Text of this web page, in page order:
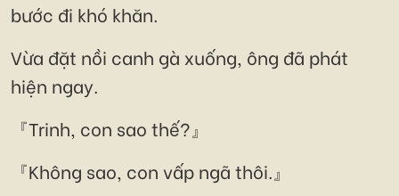
bước đi khó khăn.
Vừa đặt nồi canh gà xuống, ông đã phát
hiện ngay.
『Trinh, con sao thế?』
『Không sao, con vấp ngã thôi.』